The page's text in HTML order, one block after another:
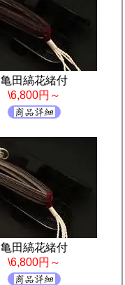
亀田縞花緒付
\6,800円～
亀田縞花緒付
\6,800円～